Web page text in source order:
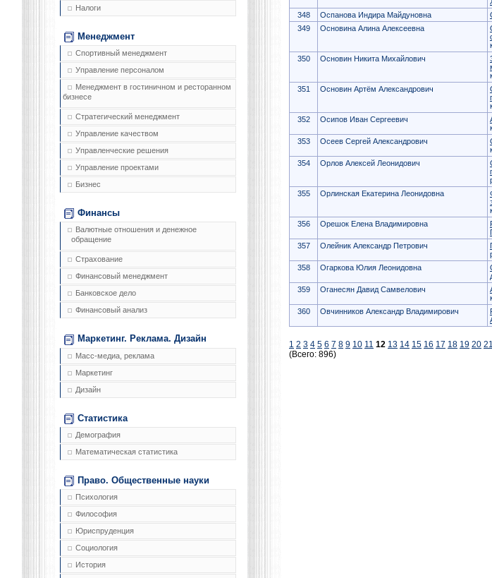
Налоги
Менеджмент
Спортивный менеджмент
Управление персоналом
Менеджмент в гостиничном и ресторанном
бизнесе
Стратегический менеджмент
Управление качеством
Управленческие решения
Управление проектами
Бизнес
Финансы
Валютные отношения и денежное
обращение
Страхование
Финансовый менеджмент
Банковское дело
Финансовый анализ
Маркетинг. Реклама. Дизайн
Масс-медиа, реклама
Маркетинг
Дизайн
Статистика
Демография
Математическая статистика
Право. Общественные науки
Психология
Философия
Юриспруденция
Социология
История
348
Оспанова Индира Майдуновна
349
Основина Алина Алексеевна
350
Основин Никита Михайлович
351
Основин Артём Александрович
352
Осипов Иван Сергеевич
353
Осеев Сергей Александрович
354
Орлов Алексей Леонидович
355
Орлинская Екатерина Леонидовна
356
Орешок Елена Владимировна
357
Олейник Александр Петрович
358
Огаркова Юлия Леонидовна
359
Оганесян Давид Самвелович
360
Овчинников Александр Владимирович
1 2 3 4 5 6 7 8 9 10 11 12 13 14 15 16 17 18 19 20 21
(Всего: 896)